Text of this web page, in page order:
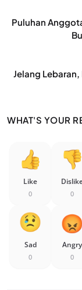
Puluhan
Jelang
WHAT'S YOUR
Like
0 0
Sad
0
Angry
0